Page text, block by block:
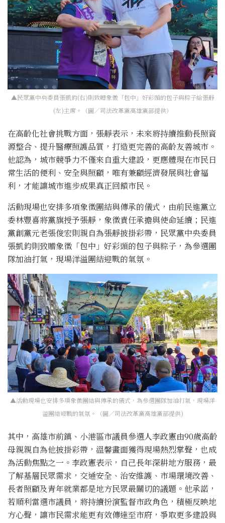
▲民眾黨中央委員張凱鈞(右)則致贈象徵「包中」好彩頭的包子與粽子給張靜
(左)主席。（圖／司法改革黨高雄黨部提供）
在高齡化社會挑戰方面，張靜表示，未來將持續推動長照資
源整合、提升醫療照護品質，打造更完善的高齡友善城市。
他認為，城市競爭力不僅來自重大建設，更應體現在市民日
常生活的便利、安全與照顧，唯有兼顧經濟發展與社會福
利，才能讓城市進步成果真正回饋市民。
活動現場也安排多項象徵團結與傳承的儀式，由前民進黨立
委林豐喜將黨旗授予張靜，象徵責任承擔與使命延續；民進
黨創黨元老張俊宏則親自為張靜披掛彩帶，民眾黨中央委員
張凱鈞則致贈象徵「包中」好彩頭的包子與粽子，為參選團
隊加油打氣，現場洋溢團結迎戰的氣氛。
▲活動現場也安排多項象徵團結與傳承的儀式，為參選團隊加油打氣，現場洋
溢團結迎戰的氣氛。（圖／司法改革黨高雄黨部提供)
其中，高雄市前鎮、小港區市議員參選人李政憲由90歲高齡
母親親自為他披掛彩帶，溫馨畫面獲得現場熱烈掌聲，也成
為活動焦點之一。李政憲表示，自己長年深耕地方服務，最
了解基層民眾需求，交通安全、治安維護、市場環境改善、
長者照顧及青年就業都是地方民眾最關切的議題。他承諾，
若順利當選市議員，將持續扮演監督市政角色，積極反映地
方心聲，讓市民需求能更有效傳達至市府，爭取更多建設與